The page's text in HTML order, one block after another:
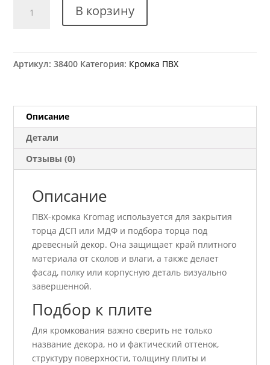
товара
30.01
В корзину
Артикул:38400 Категория: Кромка ПВХ
Описание
Детали
Отзывы (0)
Описание
ПВХ-кромка Kromag используется для закрытия
торца ДСП или МДФ и подбора торца под
древесный декор. Она защищает край плитного
материала от сколов и влаги, а также делает
фасад, полку или корпусную деталь визуально
завершенной.
Подбор к плите
Для кромкования важно сверить не только
название декора, но и фактический оттенок,
структуру поверхности, толщину плиты и